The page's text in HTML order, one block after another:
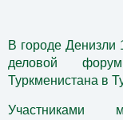
В городе Денизли
деловой
Туркменистана в
Участниками